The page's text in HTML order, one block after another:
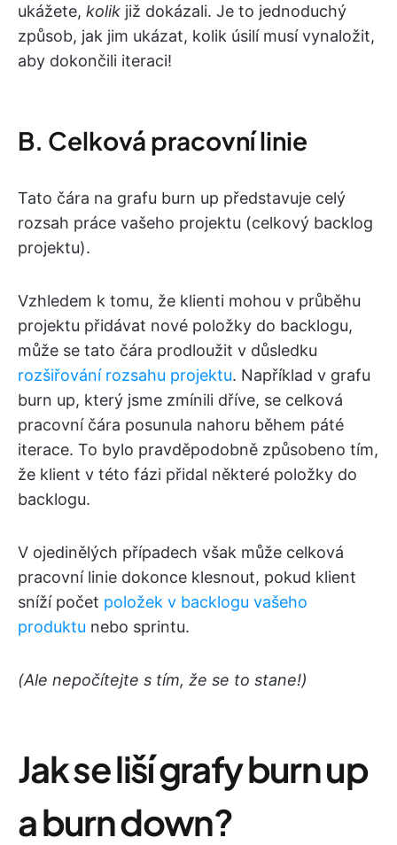
ukážete, kolik již dokázali. Je to jednoduchý
způsob, jak jim ukázat, kolik úsilí musí vynaložit,
aby dokončili iteraci!
B. Celková pracovní linie
Tato čára na grafu burn up představuje celý
rozsah práce vašeho projektu (celkový backlog
projektu).
Vzhledem k tomu, že klienti mohou v průběhu
projektu přidávat nové položky do backlogu,
může se tato čára prodloužit v důsledku
rozšiřování rozsahu projektu. Například v grafu
burn up, který jsme zmínili dříve, se celková
pracovní čára posunula nahoru během páté
iterace. To bylo pravděpodobně způsobeno tím,
že klient v této fázi přidal některé položky do
backlogu.
V ojedinělých případech však může celková
pracovní linie dokonce klesnout, pokud klient
sníží počet položek v backlogu vašeho
produktu nebo sprintu.
(Ale nepočítejte s tím, že se to stane!)
Jak se liší grafy burn up
a burn down?